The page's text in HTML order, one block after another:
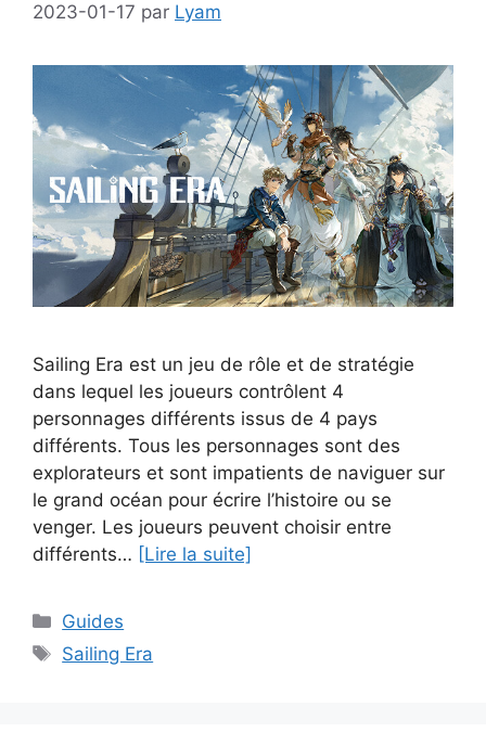
2023-01-17 par Lyam
Sailing Era est un jeu de rôle et de stratégie
dans lequel les joueurs contrôlent 4
personnages différents issus de 4 pays
différents. Tous les personnages sont des
explorateurs et sont impatients de naviguer sur
le grand océan pour écrire l’histoire ou se
venger. Les joueurs peuvent choisir entre
différents… [Lire la suite]
Catégories
Guides
Étiquettes
Sailing Era